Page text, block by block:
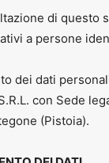
di questo
a persone
dei dati
con Sede
(Pistoia).